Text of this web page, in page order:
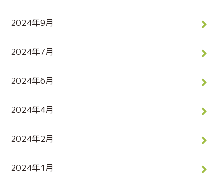
2024年9月
2024年7月
2024年6月
2024年4月
2024年2月
2024年1月